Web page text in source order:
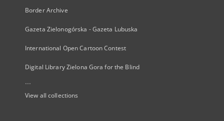
Border Archive
Gazeta Zielonogórska - Gazeta Lubuska
International Open Cartoon Contest
Digital Library Zielona Gora for the Blind
...
View all collections